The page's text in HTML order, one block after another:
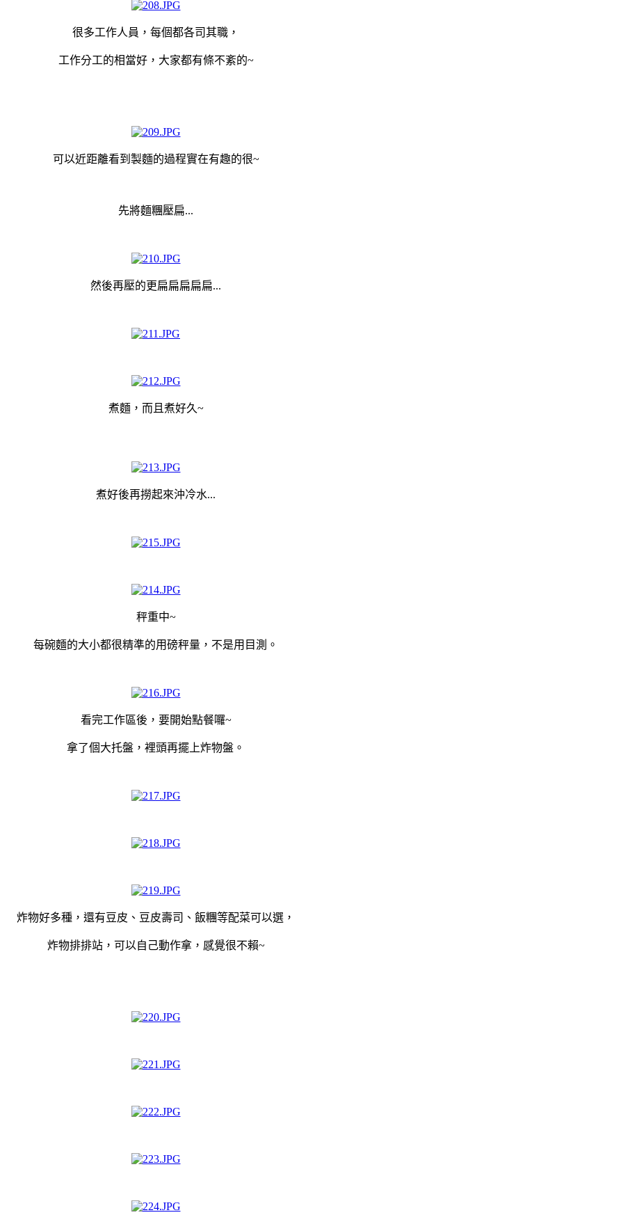
很多工作人員，每個都各司其職，
工作分工的相當好，大家都有條不紊的~
可以近距離看到製麵的過程實在有趣的很~
先將麵糰壓扁...
然後再壓的更扁扁扁扁扁...
煮麵，而且煮好久~
煮好後再撈起來沖冷水...
秤重中~
每碗麵的大小都很精準的用磅秤量，不是用目測。
看完工作區後，要開始點餐囉~
拿了個大托盤，裡頭再擺上炸物盤。
炸物好多種，還有豆皮、豆皮壽司、飯糰等配菜可以選，
炸物排排站，可以自己動作拿，感覺很不賴~